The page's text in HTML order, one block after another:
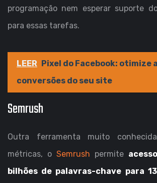
programação nem esperar suporte
para essas tarefas.
LEER Pixel do Facebook: otimize
conversões do seu site
Semrush
Outra ferramenta muito
métricas, o Semrush permite
bilhões de palavras-chave para